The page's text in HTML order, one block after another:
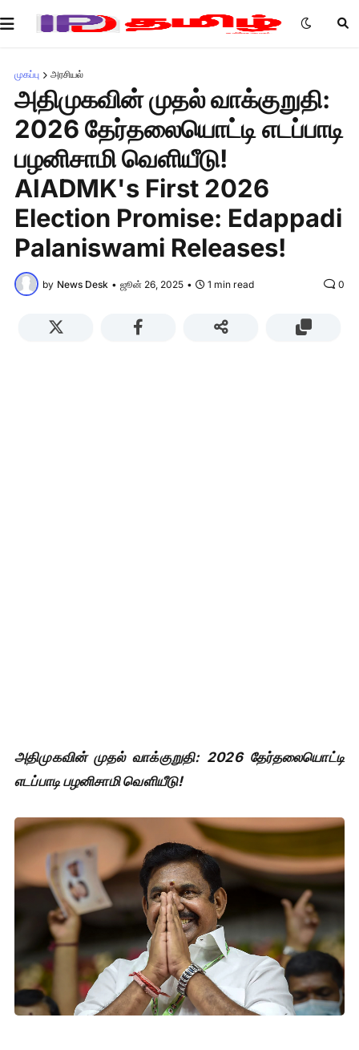
முகப்பு அரசியல்
அதிமுகவின் முதல் வாக்குறுதி:
2026 தேர்தலையொட்டி எடப்பாடி
பழனிசாமி வெளியீடு!
AIADMK's First 2026
Election Promise: Edappadi
Palaniswami Releases!
by News Desk • ஜூன் 26, 2025 • 1 min read 0
அதிமுகவின் முதல் வாக்குறுதி: 2026 தேர்தலையொட்டி
எடப்பாடி பழனிசாமி வெளியீடு!